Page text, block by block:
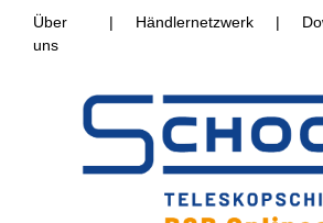
Über
uns
| Händlernetzwerk |